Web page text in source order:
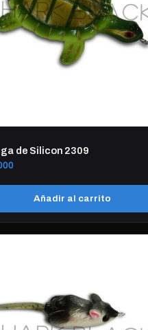
de Silicon 2309
Añadir al carrito